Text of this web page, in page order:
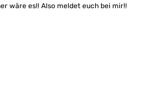
wäre es!! Also meldet euch bei mir!!